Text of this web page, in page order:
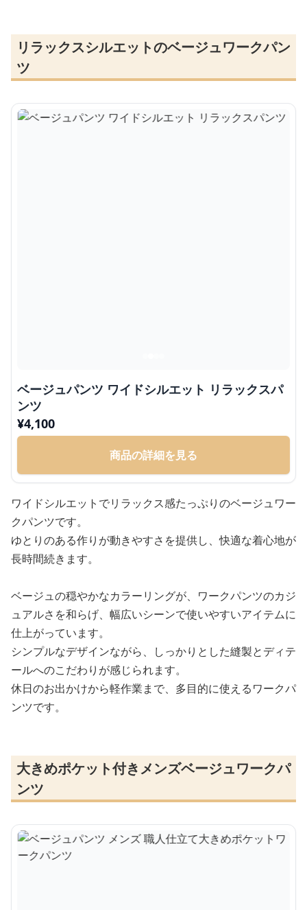
リラックスシルエットのベージュワークパン
ツ
ベージュパンツ ワイドシルエット リラックスパ
ンツ
¥4,100
商品の詳細を見る
ワイドシルエットでリラックス感たっぷりのベージュワー
クパンツです。
ゆとりのある作りが動きやすさを提供し、快適な着心地が
長時間続きます。
ベージュの穏やかなカラーリングが、ワークパンツのカジ
ュアルさを和らげ、幅広いシーンで使いやすいアイテムに
仕上がっています。
シンプルなデザインながら、しっかりとした縫製とディテ
ールへのこだわりが感じられます。
休日のお出かけから軽作業まで、多目的に使えるワークパ
ンツです。
大きめポケット付きメンズベージュワークパ
ンツ